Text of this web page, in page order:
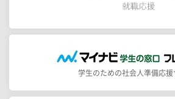
学生のための社会人準備応援